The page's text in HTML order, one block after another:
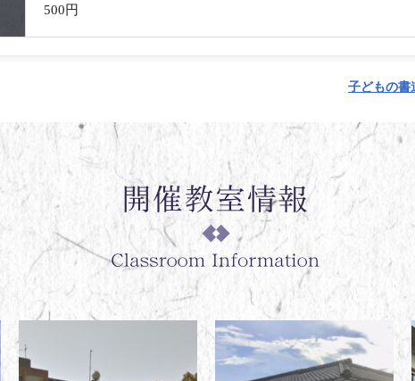
500円
子どもの書